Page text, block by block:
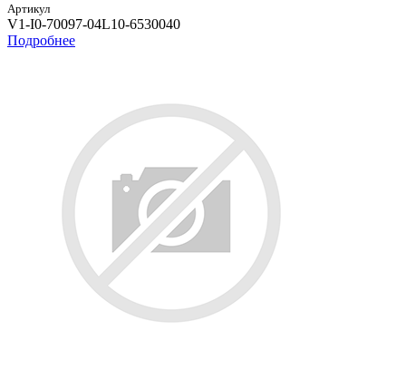
Артикул
V1-I0-70097-04L10-6530040
Подробнее